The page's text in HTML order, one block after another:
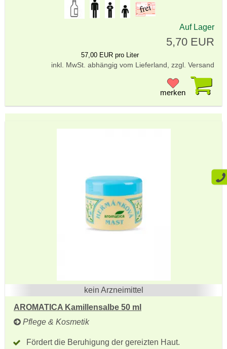
Auf Lager
5,70 EUR
57,00 EUR pro Liter
inkl. MwSt. abhängig vom Lieferland, zzgl. Versand
merken
kein Arzneimittel
AROMATICA Kamillensalbe 50 ml
Pflege & Kosmetik
Fördert die Beruhigung der gereizten Haut.